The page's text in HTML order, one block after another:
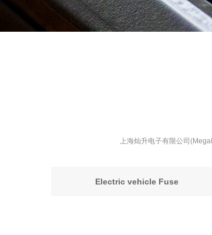
上海灿升电子有限公司
Electric vehicle Fuse